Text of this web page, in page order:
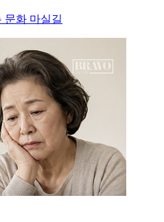
문화 마실길